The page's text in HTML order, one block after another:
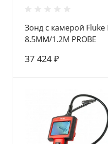
Зонд с камерой Fluke
8.5MM/1.2M PROBE
37 424 ₽